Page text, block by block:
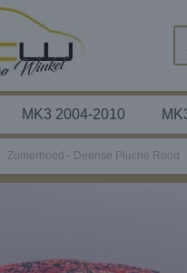
MK3 2004-2010
Zomerhoed - Deense Pluche Rood